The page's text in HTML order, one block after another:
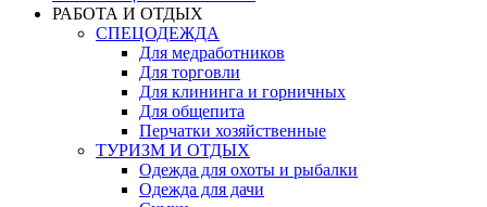
РАБОТА И ОТДЫХ
СПЕЦОДЕЖДА
Для медработников
Для торговли
Для клининга и горничных
Для общепита
Перчатки хозяйственные
ТУРИЗМ И ОТДЫХ
Одежда для охоты и рыбалки
Одежда для дачи